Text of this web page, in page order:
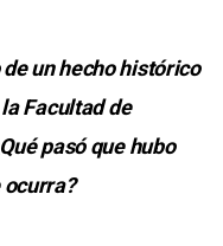
un hecho histórico
Facultad de
pasó que hubo
ocurra?